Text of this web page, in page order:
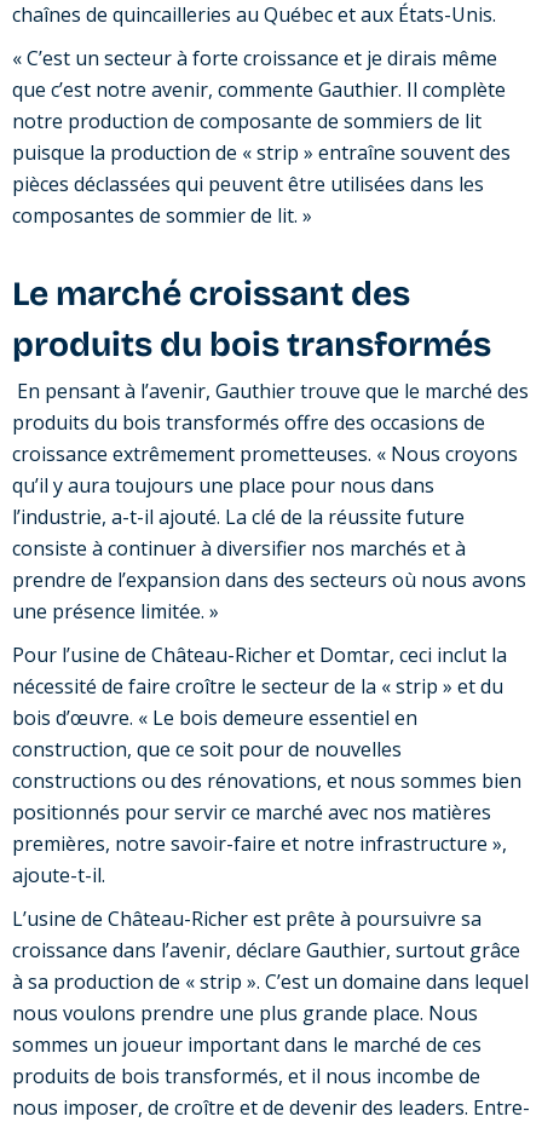
chaînes de quincailleries au Québec et aux États-Unis.
« C’est un secteur à forte croissance et je dirais même
que c’est notre avenir, commente Gauthier. Il complète
notre production de composante de sommiers de lit
puisque la production de « strip » entraîne souvent des
pièces déclassées qui peuvent être utilisées dans les
composantes de sommier de lit. »
Le marché croissant des
produits du bois transformés
En pensant à l’avenir, Gauthier trouve que le marché des
produits du bois transformés offre des occasions de
croissance extrêmement prometteuses. « Nous croyons
qu’il y aura toujours une place pour nous dans
l’industrie, a-t-il ajouté. La clé de la réussite future
consiste à continuer à diversifier nos marchés et à
prendre de l’expansion dans des secteurs où nous avons
une présence limitée. »
Pour l’usine de Château-Richer et Domtar, ceci inclut la
nécessité de faire croître le secteur de la « strip » et du
bois d’œuvre. « Le bois demeure essentiel en
construction, que ce soit pour de nouvelles
constructions ou des rénovations, et nous sommes bien
positionnés pour servir ce marché avec nos matières
premières, notre savoir-faire et notre infrastructure »,
ajoute-t-il.
L’usine de Château-Richer est prête à poursuivre sa
croissance dans l’avenir, déclare Gauthier, surtout grâce
à sa production de « strip ». C’est un domaine dans lequel
nous voulons prendre une plus grande place. Nous
sommes un joueur important dans le marché de ces
produits de bois transformés, et il nous incombe de
nous imposer, de croître et de devenir des leaders. Entre-